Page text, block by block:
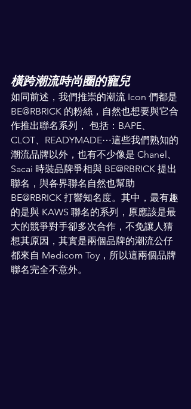
橫跨潮流時尚圈的寵兒
如同前述，我們推崇的潮流 Icon 們都是
BE@RBRICK 的粉絲，自然也想要與它合
作推出聯名系列， 包括：BAPE、
CLOT、READYMADE⋯這些我們熟知的
潮流品牌以外，也有不少像是 Chanel、
Sacai 時裝品牌爭相與 BE@RBRICK 提出
聯名，與各界聯名自然也幫助
BE@RBRICK 打響知名度。其中，最有趣
的是與 KAWS 聯名的系列，原應該是最
大的競爭對手卻多次合作，不免讓人猜
想其原因，其實是兩個品牌的潮流公仔
都來自 Medicom Toy，所以這兩個品牌
聯名完全不意外。